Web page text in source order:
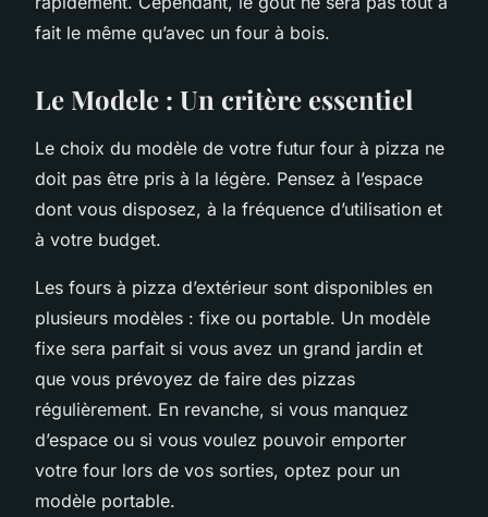
fait le même qu’avec un four à bois.
Le Modele : Un critère essentiel
Le choix du modèle de votre futur four à pizza ne
doit pas être pris à la légère. Pensez à l’espace
dont vous disposez, à la fréquence d’utilisation et
à votre budget.
Les fours à pizza d’extérieur sont disponibles en
plusieurs modèles : fixe ou portable. Un modèle
fixe sera parfait si vous avez un grand jardin et
que vous prévoyez de faire des pizzas
régulièrement. En revanche, si vous manquez
d’espace ou si vous voulez pouvoir emporter
votre four lors de vos sorties, optez pour un
modèle portable.